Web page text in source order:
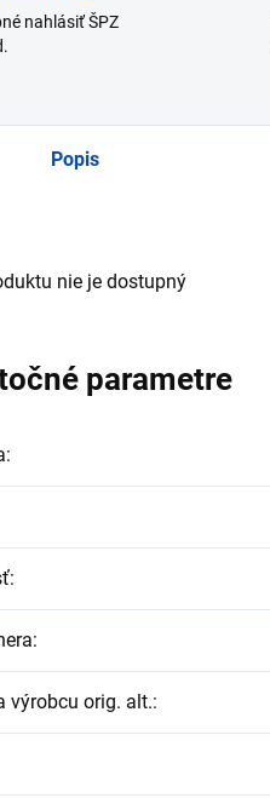
nahlásiť ŠPZ
Popis
nie je dostupný
parametre
:
:
:
výrobcu orig. alt.: